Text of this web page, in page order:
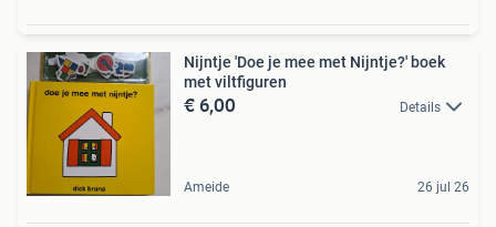
Nijntje 'Doe je mee met Nijntje?' boek
met viltfiguren
€ 6,00 Details
Ameide 26 jul 26